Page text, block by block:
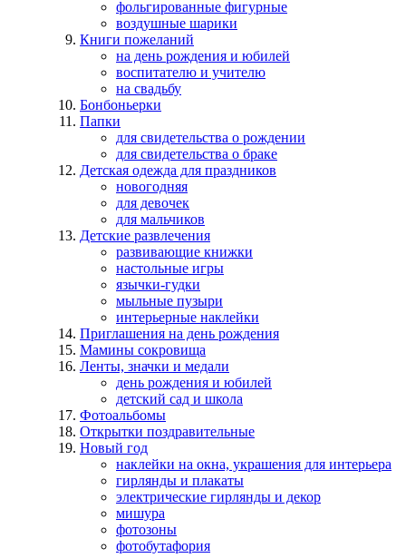
фольгированные фигурные
воздушные шарики
Книги пожеланий
на день рождения и юбилей
воспитателю и учителю
на свадьбу
Бонбоньерки
Папки
для свидетельства о рождении
для свидетельства о браке
Детская одежда для праздников
новогодняя
для девочек
для мальчиков
Детские развлечения
развивающие книжки
настольные игры
язычки-гудки
мыльные пузыри
интерьерные наклейки
Приглашения на день рождения
Мамины сокровища
Ленты, значки и медали
день рождения и юбилей
детский сад и школа
Фотоальбомы
Открытки поздравительные
Новый год
наклейки на окна, украшения для интерьера
гирлянды и плакаты
электрические гирлянды и декор
мишура
фотозоны
фотобутафория